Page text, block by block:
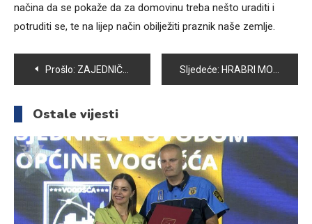
načina da se pokaže da za domovinu treba nešto uraditi i
potruditi se, te na lijep način obilježiti praznik naše zemlje.
Navigacija
članaka
Prošlo: ZAJEDNIČKI POHOD PLANINARA NA MOTKU POVODOM DANA DRŽAVNOSTI BIH Sljedeće: HRABRI MOMCI VATROGASNOG DRUŠTVA VOGOŠĆA OBILJEŽILI DAN DRŽAVNOSTI BIH
Ostale vijesti